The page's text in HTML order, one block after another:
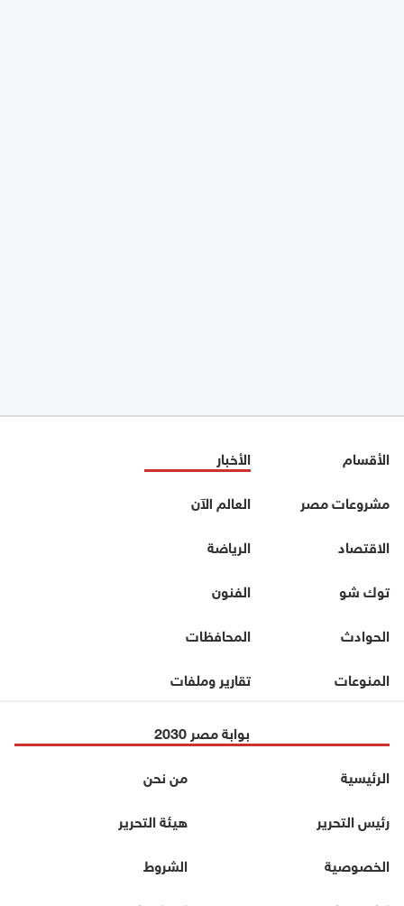
الأقسام
الأخبار
مشروعات مصر
العالم الآن
الاقتصاد
الرياضة
توك شو
الفنون
الحوادث
المحافظات
المنوعات
تقارير وملفات
بوابة مصر 2030
الرئيسية
من نحن
رئيس التحرير
هيئة التحرير
الخصوصية
الشروط